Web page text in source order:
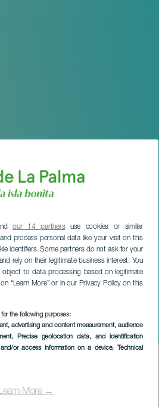
our 14 partnersuse cookies or similar
process personal data like your visit on this
identifiers. Some partners do not ask for your
rely on their legitimate business interest. You
to data processing based on legitimate
“Learn More” or in our Privacy Policy on this
the following purposes:
advertising and content measurement, audience
, Precise geolocation data, and identification
or access information on a device, Technical
More →
Isla Bonita